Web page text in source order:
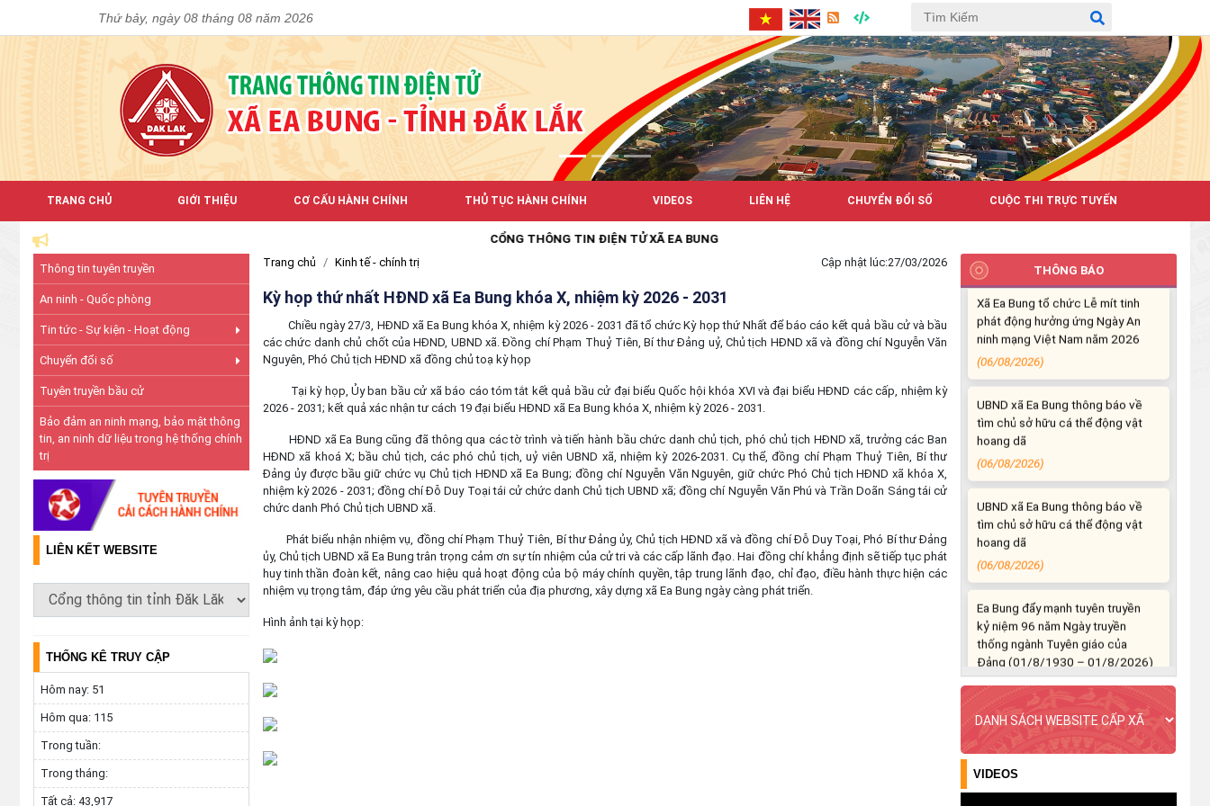
Thứ bảy, ngày 08 tháng 08 năm 2026
TRANG CHỦ GIỚI THIỆU CƠ CẤU HÀNH CHÍNH THỦ TỤC HÀNH CHÍNH VIDEOS LIÊN HỆ CHUYỂN ĐỔI SỐ CUỘC THI TRỰC TUYẾN
CỔNG THÔNG TIN ĐIỆN TỬ XÃ EA BUNG
Thông tin tuyên truyền
An ninh - Quốc phòng
Tin tức - Sự kiện - Hoạt động
Chuyển đổi số
Tuyên truyền bầu cử
Bảo đảm an ninh mạng, bảo mật thông
tin, an ninh dữ liệu trong hệ thống chính
trị
LIÊN KẾT WEBSITE
THỐNG KÊ TRUY CẬP
Hôm nay: 51
Hôm qua: 115
Trong tuần:
Trong tháng:
Tất cả: 43,917
Trang chủ Kinh tế - chính trị Cập nhật lúc:27/03/2026
Kỳ họp thứ nhất HĐND xã Ea Bung khóa X, nhiệm kỳ 2026 - 2031
Chiều ngày 27/3, HĐND xã Ea Bung khóa X, nhiệm kỳ 2026 - 2031 đã tổ chức Kỳ họp thứ Nhất để báo cáo kết quả bầu cử và bầu
các chức danh chủ chốt của HĐND, UBND xã. Đồng chí Phạm Thuỷ Tiên, Bí thư Đảng uỷ, Chủ tịch HĐND xã và đồng chí Nguyễn Văn
Nguyên, Phó Chủ tịch HĐND xã đồng chủ toạ kỳ họp
Tại kỳ họp, Ủy ban bầu cử xã báo cáo tóm tắt kết quả bầu cử đại biểu Quốc hội khóa XVI và đại biểu HĐND các cấp, nhiệm kỳ
2026 - 2031; kết quả xác nhận tư cách 19 đại biểu HĐND xã Ea Bung khóa X, nhiệm kỳ 2026 - 2031.
HĐND xã Ea Bung cũng đã thông qua các tờ trình và tiến hành bầu chức danh chủ tịch, phó chủ tịch HĐND xã, trưởng các Ban
HĐND xã khoá X; bầu chủ tịch, các phó chủ tịch, uỷ viên UBND xã, nhiệm kỳ 2026-2031. Cụ thể, đồng chí Phạm Thuỷ Tiên, Bí thư
Đảng ủy được bầu giữ chức vụ Chủ tịch HĐND xã Ea Bung; đồng chí Nguyễn Văn Nguyên, giữ chức Phó Chủ tịch HĐND xã khóa X,
nhiệm kỳ 2026 - 2031; đồng chí Đỗ Duy Toại tái cử chức danh Chủ tịch UBND xã; đồng chí Nguyễn Văn Phú và Trần Doãn Sáng tái cử
chức danh Phó Chủ tịch UBND xã.
Phát biểu nhận nhiệm vụ, đồng chí Phạm Thuỷ Tiên, Bí thư Đảng ủy, Chủ tịch HĐND xã và đồng chí Đỗ Duy Toại, Phó Bí thư Đảng
ủy, Chủ tịch UBND xã Ea Bung trân trọng cảm ơn sự tín nhiệm của cử tri và các cấp lãnh đạo. Hai đồng chí khẳng định sẽ tiếp tục phát
huy tinh thần đoàn kết, nâng cao hiệu quả hoạt động của bộ máy chính quyền, tập trung lãnh đạo, chỉ đạo, điều hành thực hiện các
nhiệm vụ trọng tâm, đáp ứng yêu cầu phát triển của địa phương, xây dựng xã Ea Bung ngày càng phát triển.
Hình ảnh tại kỳ họp:
THÔNG BÁO
Hưởng ứng cao điểm tuần lễ
truyền thông Lễ hội Sầu riêng
Đắk Lắk 2026
Xã Ea Bung tổ chức Lễ mít tinh
phát động hưởng ứng Ngày An
ninh mạng Việt Nam năm 2026
(06/08/2026)
UBND xã Ea Bung thông báo về
tìm chủ sở hữu cá thể động vật
hoang dã
(06/08/2026)
UBND xã Ea Bung thông báo về
tìm chủ sở hữu cá thể động vật
hoang dã
(06/08/2026)
Ea Bung đẩy mạnh tuyên truyền
kỷ niệm 96 năm Ngày truyền
thống ngành Tuyên giáo của
Đảng (01/8/1930 – 01/8/2026)
(04/08/2026)
Ea Bung tăng cường tuyên truyền
chủ động ứng phó với mưa lớn,
lốc, sét và các loại hình thiên tai
VIDEOS